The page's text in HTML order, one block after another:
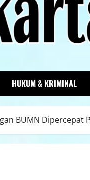
HUKUM & KRIMINAL
BUMN Dipercepat